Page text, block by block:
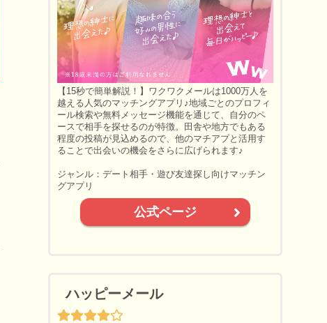
【15秒で簡単解説！】ワクワクメールは1000万人を
越える人気のマッチングアプリ♪地域ごとのプロフィ
ール検索や無料メッセージ機能を通じて、自分のペ
ースで相手を探せるのが特徴。田舎や地方でもある
程度の投稿が見込めるので、他のマチアプと活用す
ることで出会いの機会をさらに広げられます♪
ジャンル：デート相手・遊び友達探し向けマッチン
グアプリ
公式ページ
ハッピーメール